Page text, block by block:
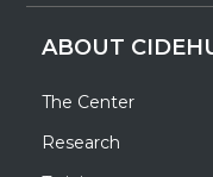
ABOUT
The Center
Research